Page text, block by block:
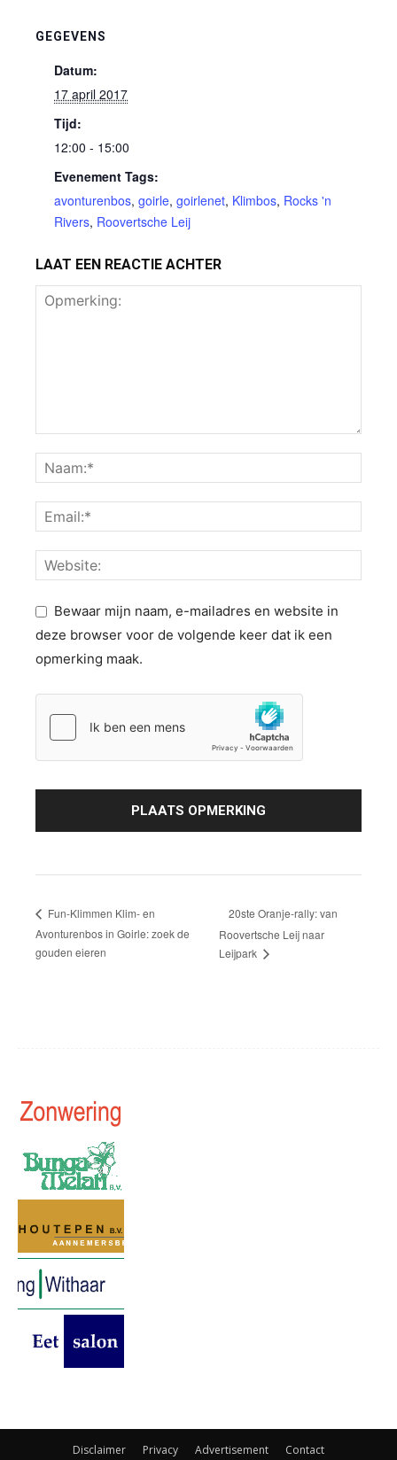
GEGEVENS
Datum:
17 april 2017
Tijd:
12:00 - 15:00
Evenement Tags:
avonturenbos, goirle, goirlenet, Klimbos, Rocks 'n
Rivers, Roovertsche Leij
LAAT EEN REACTIE ACHTER
Bewaar mijn naam, e-mailadres en website in
deze browser voor de volgende keer dat ik een
opmerking maak.
Fun-Klimmen Klim- en
Avonturenbos in Goirle: zoek de
gouden eieren
20ste Oranje-rally: van
Roovertsche Leij naar
Leijpark
Disclaimer Privacy Advertisement Contact